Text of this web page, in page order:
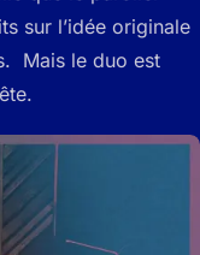
sur l’idée originale
Mais le duo est